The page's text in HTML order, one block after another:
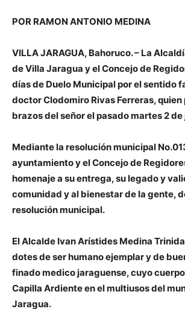
POR RAMON ANTONIO MEDINA
VILLA JARAGUA, Bahoruco. – La
de Villa Jaragua y el Concejo de
días de Duelo Municipal por el sentido
doctor Clodomiro Rivas Ferreras, quien
brazos del señor el pasado martes 2 de
Mediante la resolución municipal
ayuntamiento y el Concejo de
homenaje a su entrega, su legado y
comunidad y al bienestar de la gente,
resolución municipal.
El Alcalde Ivan Arístides Medina
dotes de ser humano ejemplar y de
finado medico jaraguense, cuyo
Capilla Ardiente en el multiusos del
Jaragua.